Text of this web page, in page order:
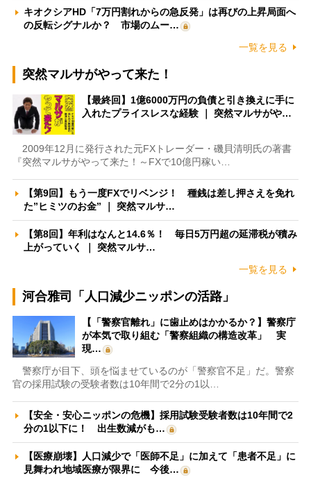
キオクシアHD「7万円割れからの急反発」は再びの上昇局面へ
の反転シグナルか？ 市場のムー…
一覧を見る
突然マルサがやって来た！
【最終回】1億6000万円の負債と引き換えに手に
入れたプライスレスな経験 ｜ 突然マルサがや…
2009年12月に発行された元FXトレーダー・磯貝清明氏の著書
『突然マルサがやって来た！～FXで10億円稼い…
【第9回】もう一度FXでリベンジ！ 種銭は差し押さえを免れ
た”ヒミツのお金” ｜ 突然マルサ…
【第8回】年利はなんと14.6％！ 毎日5万円超の延滞税が積み
上がっていく ｜ 突然マルサ…
一覧を見る
河合雅司「人口減少ニッポンの活路」
【「警察官離れ」に歯止めはかかるか？】警察庁
が本気で取り組む「警察組織の構造改革」 実
現…
警察庁が目下、頭を悩ませているのが「警察官不足」だ。警察
官の採用試験の受験者数は10年間で2分の1以…
【安全・安心ニッポンの危機】採用試験受験者数は10年間で2
分の1以下に！ 出生数減がも…
【医療崩壊】人口減少で「医師不足」に加えて「患者不足」に
見舞われ地域医療が限界に 今後…